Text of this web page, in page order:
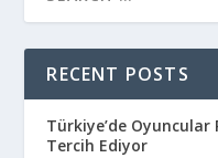
RECENT POSTS
Türkiye’de Oyuncular
Tercih Ediyor